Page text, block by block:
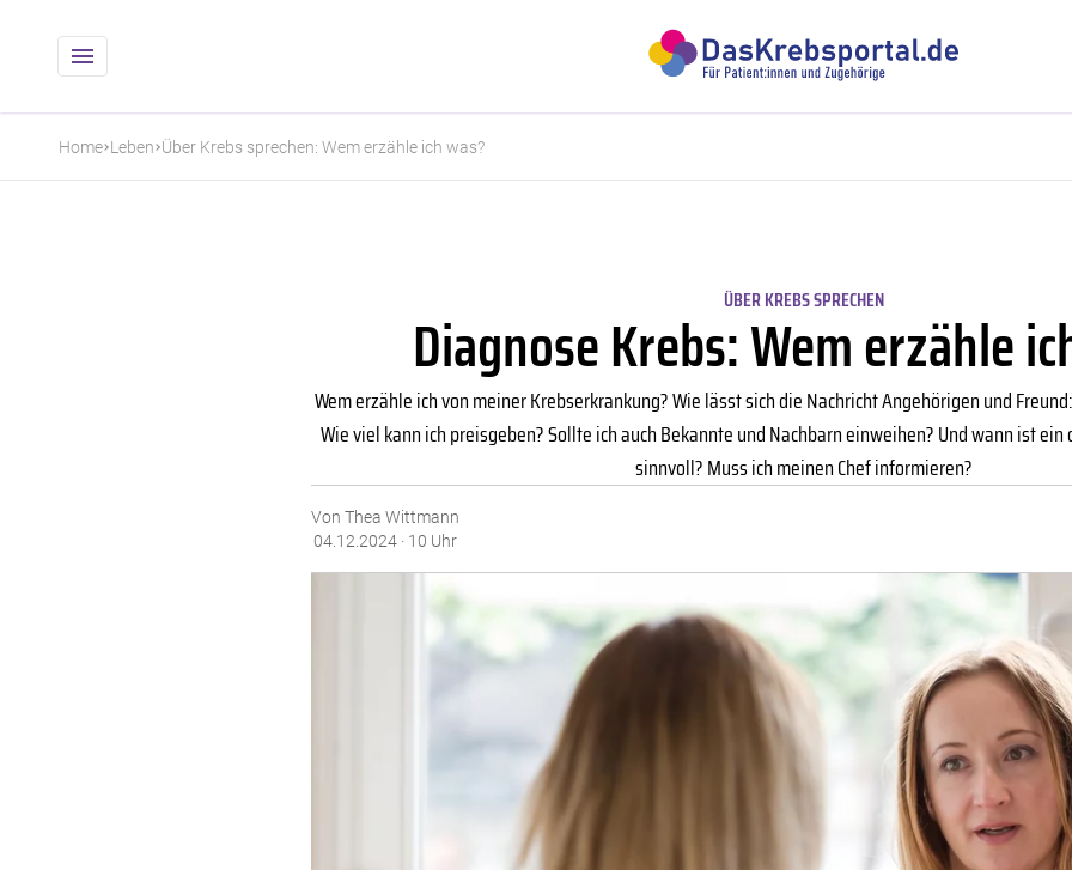
Home Leben Über Krebs sprechen: Wem erzähle ich was?
ÜBER KREBS SPRECHEN
Diagnose Krebs: Wem erzähle
Wem erzähle ich von meiner Krebserkrankung? Wie lässt sich die Nachricht Angehörigen und
Wie viel kann ich preisgeben? Sollte ich auch Bekannte und Nachbarn einweihen? Und wann ist
sinnvoll? Muss ich meinen Chef informieren?
Von Thea Wittmann
04.12.2024 · 10 Uhr